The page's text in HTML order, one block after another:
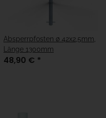
Absperrpfosten ø 42x2,5mm,
Länge 1300mm
48,90 € *